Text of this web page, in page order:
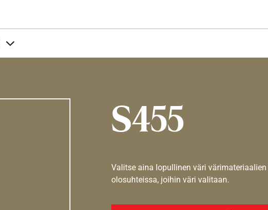
S455
Valitse aina lopullinen väri
olosuhteissa, joihin väri valitaan.